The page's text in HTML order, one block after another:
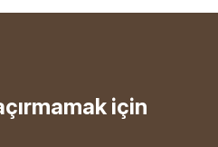
için